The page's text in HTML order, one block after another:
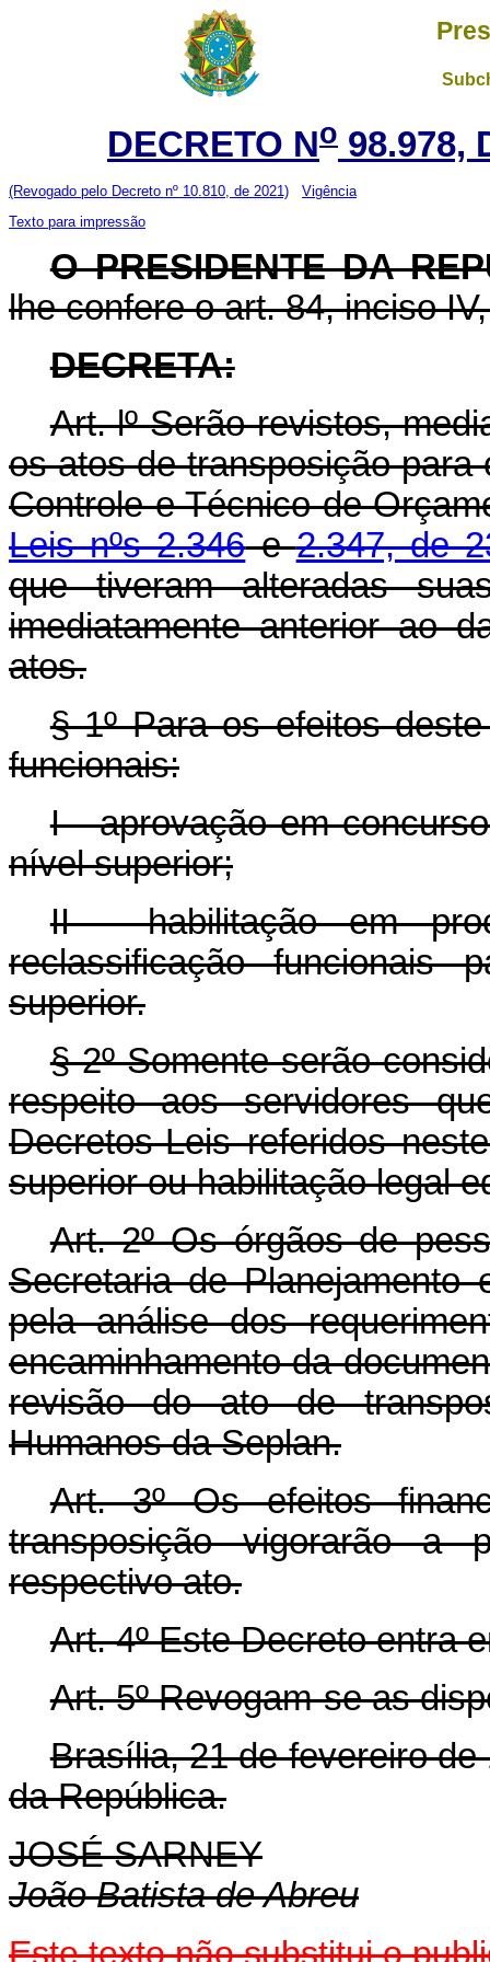
DECRETO No 98.978,
(Revogado pelo Decreto nº 10.810, de 2021)
Vigência
Texto para impressão
O PRESIDENTE DA
lhe confere o art. 84, inciso
DECRETA:
Art. lº Serão revistos,
os atos de transposição
Controle e Técnico de
Leis nºs 2.346e2.347, de
que tiveram alteradas
imediatamente anterior ao
atos.
§ 1º Para os efeitos
funcionais:
I - aprovação em
nível superior;
II - habilitação em
reclassificação
superior.
§ 2º Somente serão
respeito aos servidores
Decretos-Leis referidos
superior ou habilitação legal
Art. 2º Os órgãos de
Secretaria de Planejamento
pela análise dos
encaminhamento da
revisão do ato de
Humanos da Seplan.
Art. 3º Os efeitos
transposição vigorarão a
respectivo ato.
Art. 4º Este Decreto entra
Art. 5º Revogam-se as
Brasília, 21 de fevereiro de
da República.
JOSÉ SARNEY
João Batista de Abreu
Este texto não substitui o